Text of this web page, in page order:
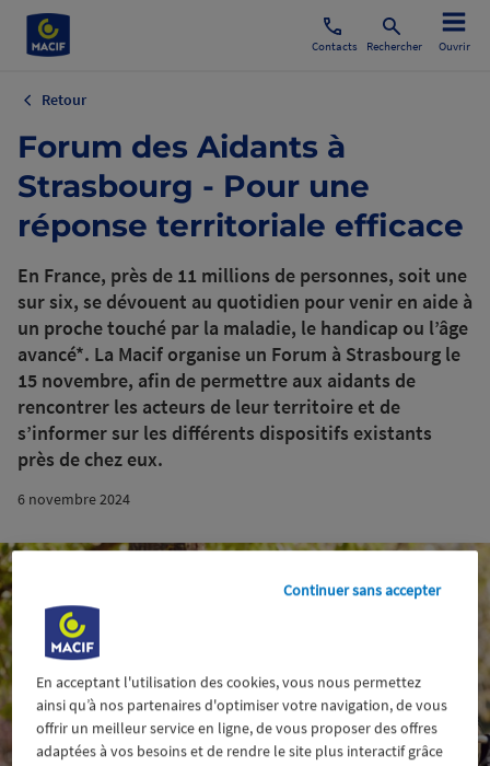
Contacts Rechercher Ouvrir
Retour
Forum des Aidants à
Strasbourg - Pour une
réponse territoriale efficace
En France, près de 11 millions de personnes, soit une
sur six, se dévouent au quotidien pour venir en aide à
un proche touché par la maladie, le handicap ou l’âge
avancé*. La Macif organise un Forum à Strasbourg le
15 novembre, afin de permettre aux aidants de
rencontrer les acteurs de leur territoire et de
s’informer sur les différents dispositifs existants
près de chez eux.
6 novembre 2024
En acceptant l'utilisation des cookies, vous nous permettez
ainsi qu’à nos partenaires d'optimiser votre navigation, de vous
offrir un meilleur service en ligne, de vous proposer des offres
adaptées à vos besoins et de rendre le site plus interactif grâce
Continuer sans accepter